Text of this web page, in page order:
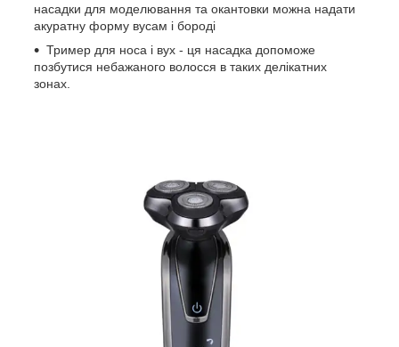
насадки для моделювання та окантовки можна надати
акуратну форму вусам і бороді
Тример для носа і вух - ця насадка допоможе
позбутися небажаного волосся в таких делікатних
зонах.